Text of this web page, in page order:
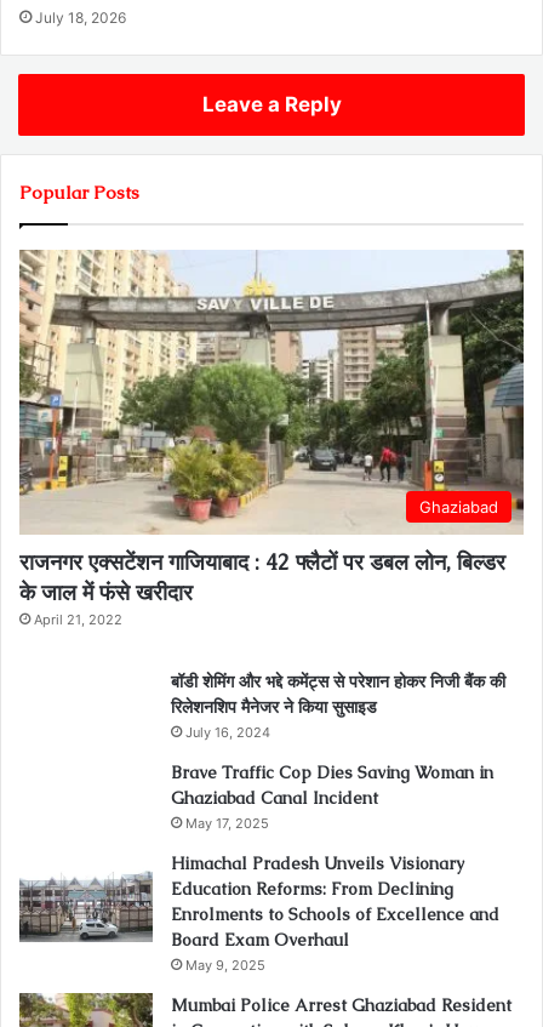
July 18, 2026
Leave a Reply
Popular Posts
Ghaziabad
राजनगर एक्सटेंशन गाजियाबाद : 42 फ्लैटों पर डबल लोन, बिल्डर
के जाल में फंसे खरीदार
April 21, 2022
बॉडी शेमिंग और भद्दे कमेंट्स से परेशान होकर निजी बैंक की
रिलेशनशिप मैनेजर ने किया सुसाइड
July 16, 2024
Brave Traffic Cop Dies Saving Woman in
Ghaziabad Canal Incident
May 17, 2025
Himachal Pradesh Unveils Visionary
Education Reforms: From Declining
Enrolments to Schools of Excellence and
Board Exam Overhaul
May 9, 2025
Mumbai Police Arrest Ghaziabad Resident